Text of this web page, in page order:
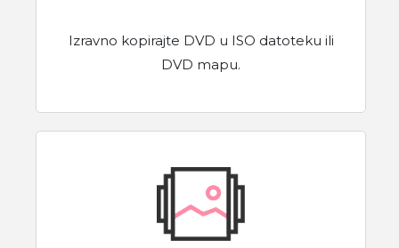
Izravno kopirajte DVD u ISO datoteku ili
DVD mapu.